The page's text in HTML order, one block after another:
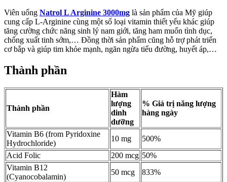
Viên uống Natrol L Arginine 3000mg là sản phẩm của Mỹ giúp
cung cấp L-Arginine cùng một số loại vitamin thiết yếu khác giúp
tăng cường chức năng sinh lý nam giới, tăng ham muốn tình dục,
chống xuất tinh sớm,… Đồng thời sản phẩm cũng hỗ trợ phát triển
cơ bắp và giúp tim khỏe mạnh, ngăn ngừa tiểu đường, huyết áp,…
Thành phần
Thành phần
Hàm
lượng
dinh
dưỡng
% Giá trị năng lượng
hàng ngày
Vitamin B6 (from Pyridoxine
Hydrochloride)
10 mg
500%
Acid Folic
200 mcg 50%
Vitamin B12
(Cyanocobalamin)
50 mcg 833%